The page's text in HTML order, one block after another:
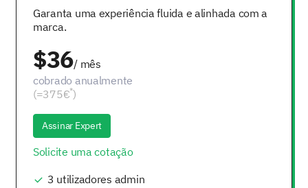
Garanta uma experiência fluida e alinhada com a
marca.
$36/ mês
cobrado anualmente
(=375€*)
Assinar Expert
Solicite uma cotação
3 utilizadores admin